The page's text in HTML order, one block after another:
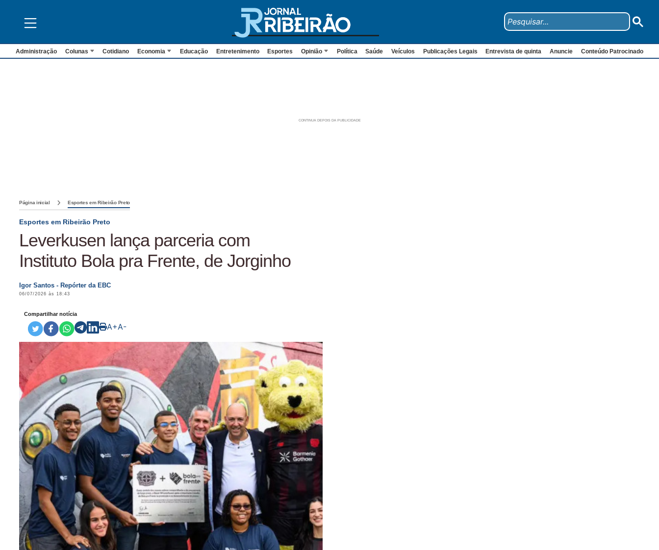
Administração Colunas Cotidiano Economia Educação Entretenimento Esportes Opinião Política Saúde Veículos Publicações Legais Entrevista de quinta Anuncie Conteúdo Patrocinado
Página inicial Esportes em Ribeirão Preto
Esportes em Ribeirão Preto
Leverkusen lança parceria com
Instituto Bola pra Frente, de Jorginho
Igor Santos - Repórter da EBC
06/07/2026 às 18:43
Compartilhar notícia
A+A-